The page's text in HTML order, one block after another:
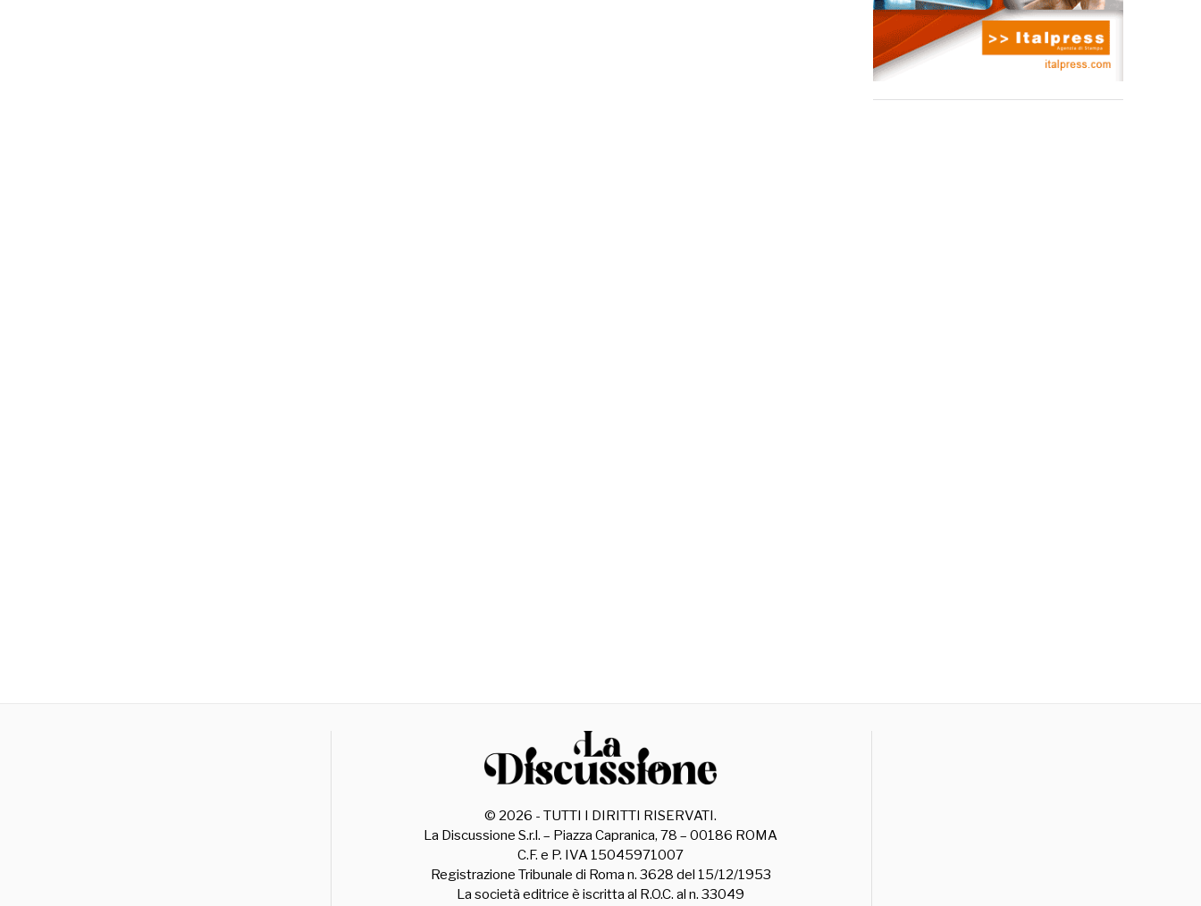
© 2026 - TUTTI I DIRITTI RISERVATI.
La Discussione S.r.l. – Piazza Capranica, 78 – 00186 ROMA
C.F. e P. IVA 15045971007
Registrazione Tribunale di Roma n. 3628 del 15/12/1953
La società editrice è iscritta al R.O.C. al n. 33049